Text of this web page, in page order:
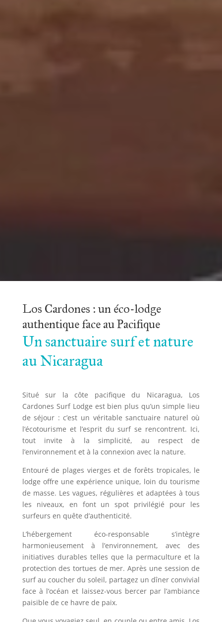
Los Cardones : un éco-lodge
authentique face au Pacifique
Un sanctuaire surf et nature
au Nicaragua
Situé sur la côte pacifique du Nicaragua, Los
Cardones Surf Lodge est bien plus qu’un simple lieu
de séjour : c’est un véritable sanctuaire naturel où
l’écotourisme et l’esprit du surf se rencontrent. Ici,
tout invite à la simplicité, au respect de
l’environnement et à la connexion avec la nature.
Entouré de plages vierges et de forêts tropicales, le
lodge offre une expérience unique, loin du tourisme
de masse. Les vagues, régulières et adaptées à tous
les niveaux, en font un spot privilégié pour les
surfeurs en quête d’authenticité.
L’hébergement éco-responsable s’intègre
harmonieusement à l’environnement, avec des
initiatives durables telles que la permaculture et la
protection des tortues de mer. Après une session de
surf au coucher du soleil, partagez un dîner convivial
face à l’océan et laissez-vous bercer par l’ambiance
paisible de ce havre de paix.